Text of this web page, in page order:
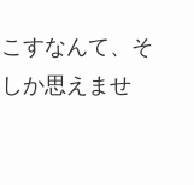
すなんて、そ
か思えませ